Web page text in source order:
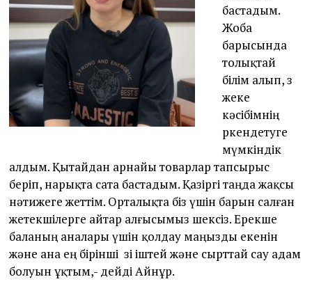
бастадым.
Жоба
барысында
толықтай
білім алып, өз
жеке
кәсібімнің
өркендетуге
мүмкіндік
алдым. Қытайдан арнайы товарлар тапсырыс
беріп, нарықта сата бастадым. Қазіргі таңда жақсы
нәтижеге жеттім. Орталықта біз үшін барын салған
жетекшілерге айтар алғысымыз шексіз. Ерекше
баланың аналары үшін қолдау маңызды екенін
және ана ең бірінші өзі іштей және сырттай сау адам
болуын ұқтым,- дейді Айнұр.